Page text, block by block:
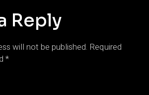
Reply
will not be published. Required
*